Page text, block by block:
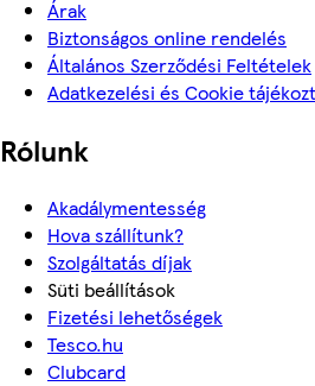
Árak
Biztonságos online rendelés
Általános Szerződési Feltételek
Adatkezelési és Cookie
Rólunk
Akadálymentesség
Hova szállítunk?
Szolgáltatás díjak
Süti beállítások
Fizetési lehetőségek
Tesco.hu
Clubcard